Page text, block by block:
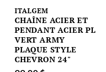
ITALGEM
CHAÎNE ACIER ET
PENDANT ACIER PL
VERT ARMY
PLAQUE STYLE
CHEVRON 24"